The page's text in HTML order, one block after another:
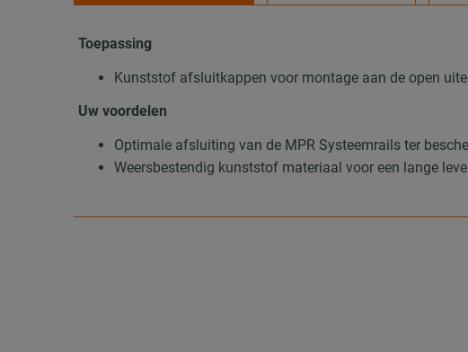
Toepassing
Kunststof afsluitkappen voor montage aan de open
Uw voordelen
Optimale afsluiting van de MPR Systeemrails ter
Weersbestendig kunststof materiaal voor een lange